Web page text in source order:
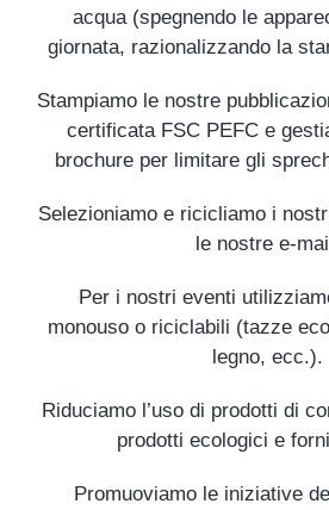
acqua (spegnendo le
giornata, razionalizzando la
Stampiamo le nostre
certificata FSC PEFC e
brochure per limitare gli
Selezioniamo e ricicliamo i
le nostre e-
Per i nostri eventi
monouso o riciclabili (tazze
legno, ecc.).
Riduciamo l’uso di prodotti di
prodotti ecologici e
Promuoviamo le iniziative